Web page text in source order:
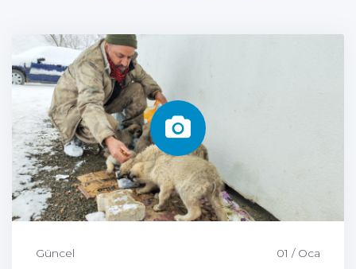
Güncel 01 / Oca